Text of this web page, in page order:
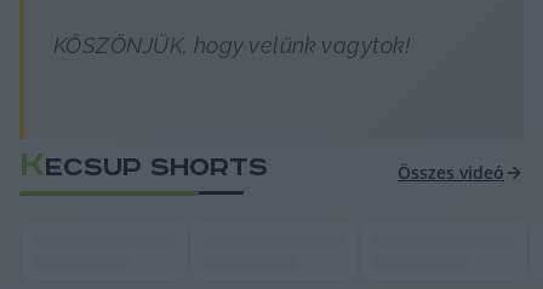
KÖSZÖNJÜK, hogy velünk vagytok!
KECSUP SHORTS Összes videó